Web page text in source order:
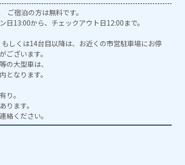
宿泊の方は無料です。
日13:00から、チェックアウト日12:00まで。
しくは14台目以降は、お近くの市営駐車場にお停
ございます。
の大型車は、
となります。
り。
ります。
絡ください。